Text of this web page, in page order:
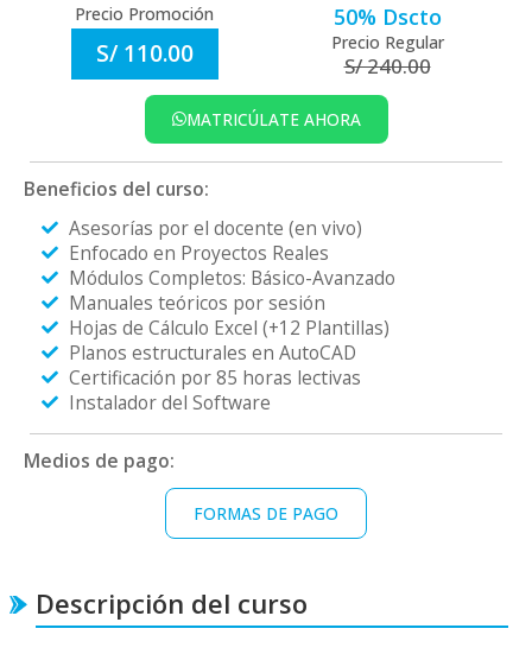
Descripción del curso
Precio Promoción
S/ 110.00
50% Dscto
Precio Regular
S/ 240.00
MATRICÚLATE AHORA
Beneficios del curso:
Asesorías por el docente (en vivo)
Enfocado en Proyectos Reales
Módulos Completos: Básico-Avanzado
Manuales teóricos por sesión
Hojas de Cálculo Excel (+12 Plantillas)
Planos estructurales en AutoCAD
Certificación por 85 horas lectivas
Instalador del Software
Medios de pago:
FORMAS DE PAGO